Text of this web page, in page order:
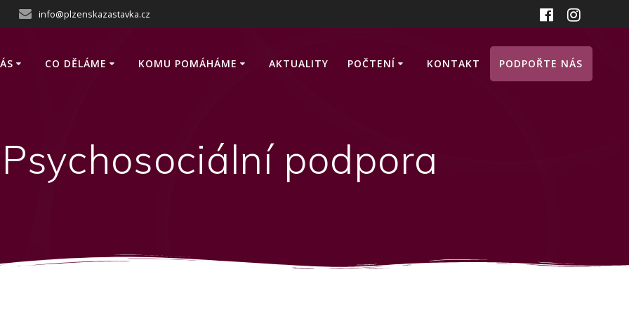
info@plzenskazastavka.cz
CO DĚLÁME KOMU POMÁHÁME AKTUALITY POČTENÍ KONTAKT PODPOŘTE NÁS
Psychosociální podpora